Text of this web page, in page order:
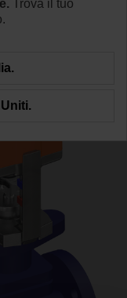
Trova il tuo